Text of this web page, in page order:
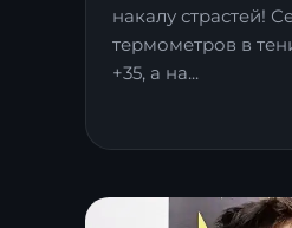
накалу страстей!
термометров в
+35, а на...